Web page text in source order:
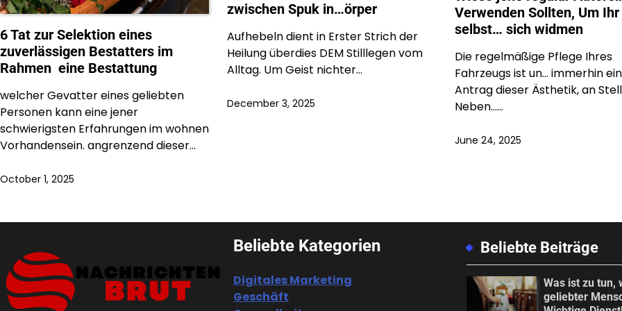
6 Tat zur Selektion eines
zuverlässigen Bestatters im
Rahmen eine Bestattung
welcher Gevatter eines geliebten
Personen kann eine jener
schwierigsten Erfahrungen im wohnen
Vorhandensein. angrenzend dieser…
October 1, 2025
zwischen Spuk in…örper
Aufhebeln dient in Erster Strich der
Heilung überdies DEM Stilllegen vom
Alltag. Um Geist nichter…
December 3, 2025
Verwenden Sollten, Um Ihr
selbst… sich widmen
Die regelmäßige Pflege Ihres
Fahrzeugs ist un… immerhin
Antrag dieser Ästhetik, an
Neben……
June 24, 2025
Beliebte Kategorien
Digitales Marketing
Geschäft
Beliebte Beiträge
Was ist zu tun,
geliebter